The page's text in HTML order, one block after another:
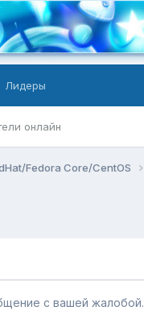
онлайн
Лидеры
Fedora Core/CentOS
с вашей жалобой.